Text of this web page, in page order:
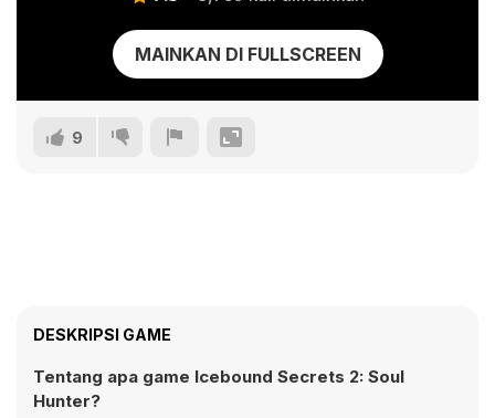
MAINKAN DI FULLSCREEN
9
DESKRIPSI GAME
Tentang apa game Icebound Secrets 2: Soul
Hunter?